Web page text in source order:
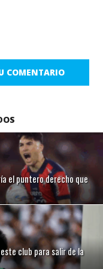
COMENTARIO
el puntero derecho que
club para salir de la